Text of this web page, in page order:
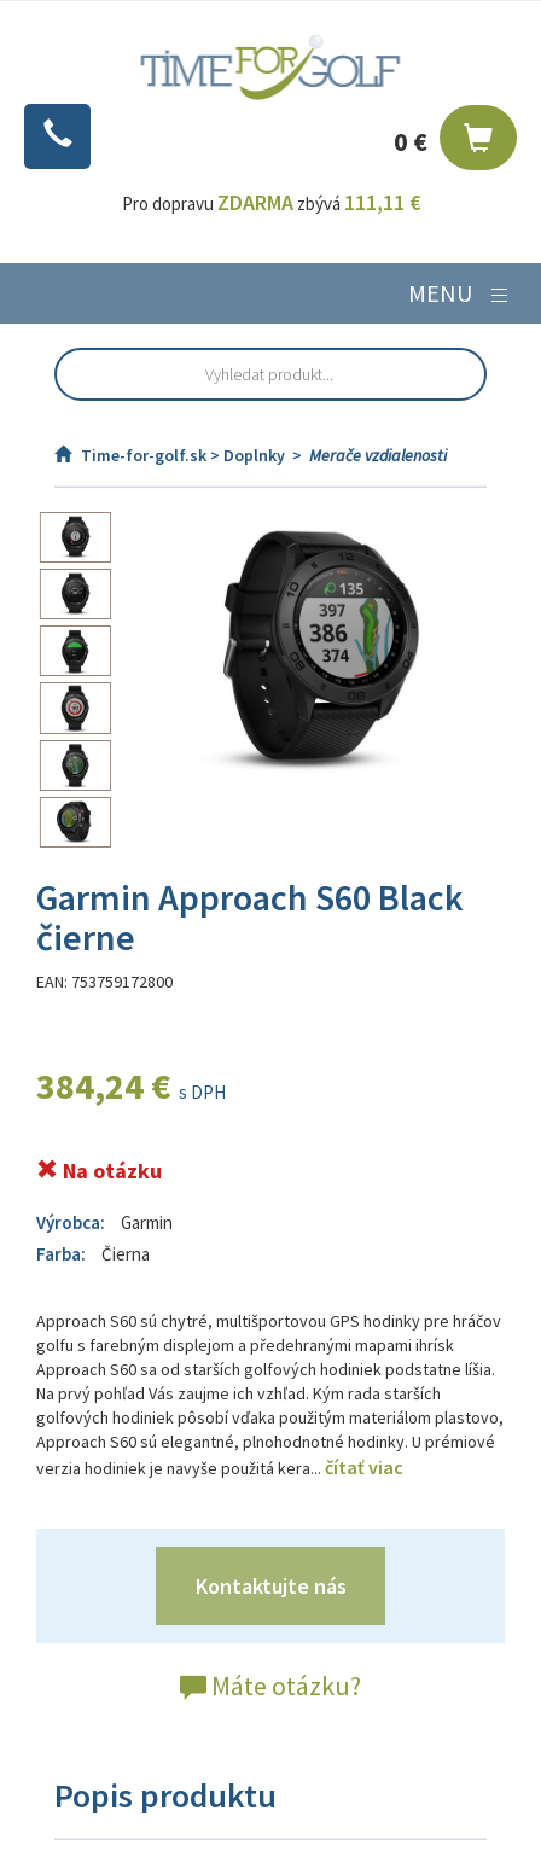
0 €
Pro dopravu ZDARMAzbývá 111,11 €
MENU
Time-for-golf.sk > Doplnky > Merače vzdialenosti
Garmin Approach S60 Black
čierne
EAN: 753759172800
384,24 € s DPH
Na otázku
Výrobca:
Garmin
Farba:
Čierna
Approach S60 sú chytré, multišportovou GPS hodinky pre hráčov
golfu s farebným displejom a předehranými mapami ihrísk
Approach S60 sa od starších golfových hodiniek podstatne líšia.
Na prvý pohľad Vás zaujme ich vzhľad. Kým rada starších
golfových hodiniek pôsobí vďaka použitým materiálom plastovo,
Approach S60 sú elegantné, plnohodnotné hodinky. U prémiové
verzia hodiniek je navyše použitá kera... čítať viac
Kontaktujte nás
Máte otázku?
Popis produktu